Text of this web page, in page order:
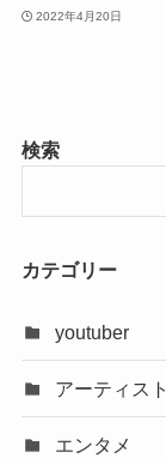
2022年4月20日
検索
カテゴリー
youtuber
アーティスト
エンタメ